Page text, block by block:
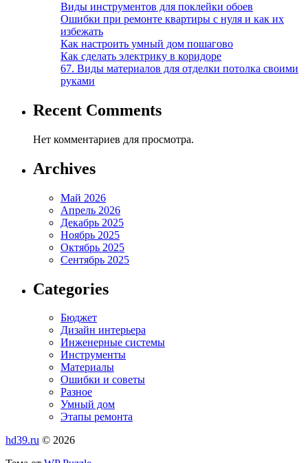
Виды инструментов для поклейки обоев
Ошибки при ремонте квартиры с нуля и как их
избежать
Как настроить умный дом пошагово
Как сделать электрику в коридоре
67. Виды материалов для отделки потолка своими
руками
Recent Comments
Нет комментариев для просмотра.
Archives
Май 2026
Апрель 2026
Декабрь 2025
Ноябрь 2025
Октябрь 2025
Сентябрь 2025
Categories
Бюджет
Дизайн интерьера
Инженерные системы
Инструменты
Материалы
Ошибки и советы
Разное
Умный дом
Этапы ремонта
hd39.ru © 2026